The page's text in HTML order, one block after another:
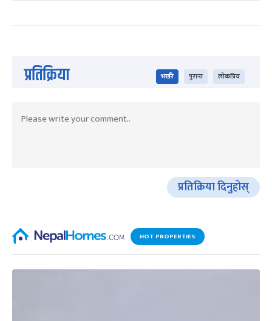
प्रतिक्रिया भर्खरै पुराना लोकप्रिय
प्रतिक्रिया दिनुहोस्
HOT PROPERTIES